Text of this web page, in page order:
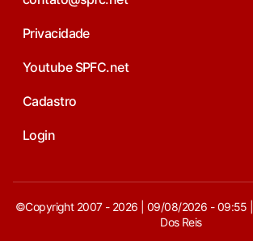
Privacidade
Youtube SPFC.net
Cadastro
Login
©Copyright 2007 - 2026 | 09/08/2026 - 09:55 |
Dos Reis